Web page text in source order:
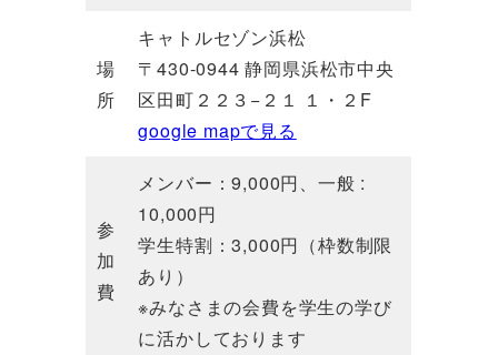
場
所
キャトルセゾン浜松
〒430-0944 静岡県浜松市中央
区田町２２３−２１ １・２F
google mapで見る
参
加
費
メンバー：9,000円、一般 :
10,000円
学生特割：3,000円（枠数制限
あり）
※みなさまの会費を学生の学び
に活かしております